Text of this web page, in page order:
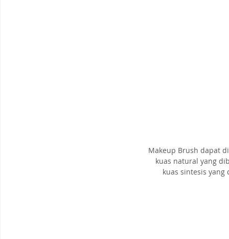
Makeup Brush dapat
kuas natural yang
kuas sintesis